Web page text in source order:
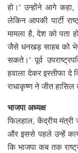
हो।' उन्होंने आगे
लेकिन आपकी पार्टी
मामला है, देश को पता
जैसे धनखड़ साहब को
सकते।' पूर्व
हवाला देकर इस्तीफा दे
राधाकृष्ण ने जीत हासिल
भाजपा अध्यक्ष
फिलहाल, केंद्रीय
और इससे पहले उन्हें
कि भाजपा कब तक